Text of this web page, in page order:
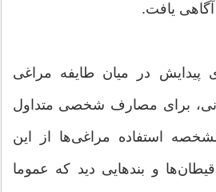
یافت.
پیدایش در میان طایفه مراغی
برای مصارف شخصی متداول
استفاده مراغی‌ها از این
و بندهایی دید که عموما